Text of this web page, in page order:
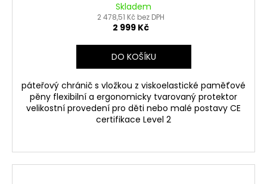
Skladem
2 478,51 Kč bez DPH
2 999 Kč
DO KOŠÍKU
páteřový chránič s vložkou z viskoelastické paměťové
pěny flexibilní a ergonomicky tvarovaný protektor
velikostní provedení pro děti nebo malé postavy CE
certifikace Level 2